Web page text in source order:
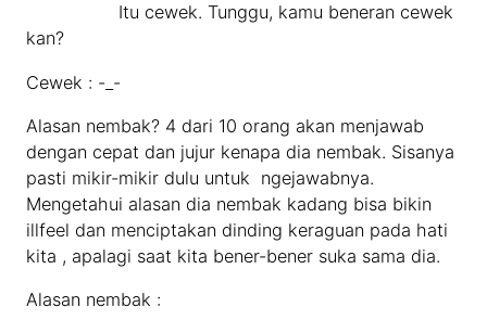
Itu cewek. Tunggu, kamu beneran cewek
kan?
Cewek : -_-
Alasan nembak? 4 dari 10 orang akan menjawab
dengan cepat dan jujur kenapa dia nembak. Sisanya
pasti mikir-mikir dulu untuk ngejawabnya.
Mengetahui alasan dia nembak kadang bisa bikin
illfeel dan menciptakan dinding keraguan pada hati
kita , apalagi saat kita bener-bener suka sama dia.
Alasan nembak :